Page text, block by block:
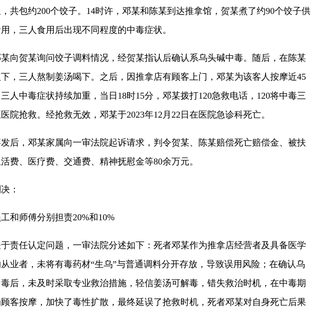
共包约200个饺子。14时许，邓某和陈某到达推拿馆，贺某煮了约90个饺子供
，三人食用后出现不同程度的中毒症状。
贺某询问饺子调料情况，经贺某指认后确认系乌头碱中毒。随后，在陈某
，三人熬制姜汤喝下。之后，因推拿店有顾客上门，邓某为该客人按摩近45
人中毒症状持续加重，当日18时15分，邓某拨打120急救电话，120将中毒三
院抢救。经抢救无效，邓某于2023年12月22日在医院急诊科死亡。
，邓某家属向一审法院起诉请求，判令贺某、陈某赔偿死亡赔偿金、被扶
费、医疗费、交通费、精神抚慰金等80余万元。
：
师傅分别担责20%和10%
任认定问题，一审法院分述如下：死者邓某作为推拿店经营者及具备医学
业者，未将有毒药材“生乌”与普通调料分开存放，导致误用风险；在确认乌
后，未及时采取专业救治措施，轻信姜汤可解毒，错失救治时机，在中毒期
客按摩，加快了毒性扩散，最终延误了抢救时机，死者邓某对自身死亡后果